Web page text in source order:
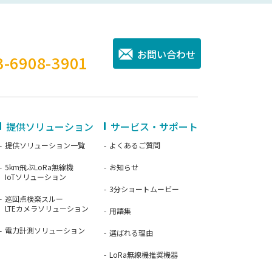
提供ソリューション
提供ソリューション一覧
5km飛ぶLoRa無線機
IoTソリューション
巡回点検楽スルー
LTEカメラソリューション
電力計測ソリューション
サービス・サポート
よくあるご質問
お知らせ
3分ショートムービー
用語集
選ばれる理由
LoRa無線機推奨機器
6908-3901 お問い合わせ